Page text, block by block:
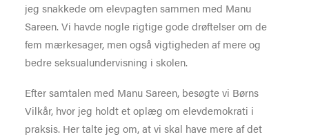
jeg snakkede om elevpagten sammen med Manu
Sareen. Vi havde nogle rigtige gode drøftelser om de
fem mærkesager, men også vigtigheden af mere og
bedre seksualundervisning i skolen.
Efter samtalen med Manu Sareen, besøgte vi Børns
Vilkår, hvor jeg holdt et oplæg om elevdemokrati i
praksis. Her talte jeg om, at vi skal have mere af det